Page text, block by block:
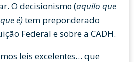
O decisionismo (aquilo que
é)tem preponderado
Federal e sobre a CADH.
leis excelentes… que